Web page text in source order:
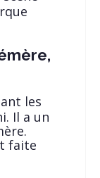
les
Il a un
faite